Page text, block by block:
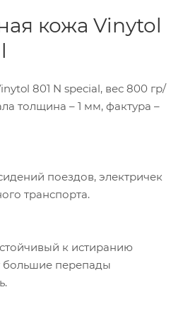
кожа Vinytol
801 N special, вес 800 гр/
толщина – 1 мм, фактура –
поездов, электричек
транспорта.
к истиранию
перепады